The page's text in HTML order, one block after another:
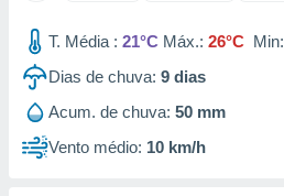
utilizar
criar
T. Média : 21°C Máx.: 26°C Min:
Dias de chuva: 9 dias
Acum. de chuva: 50 mm
Vento médio: 10 km/h